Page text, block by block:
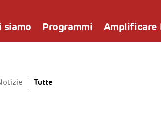
siamo Programmi Amplificare
Tutte